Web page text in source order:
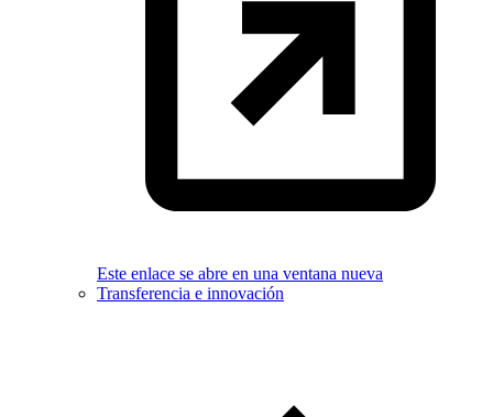
Este enlace se abre en una ventana nueva
Transferencia e innovación